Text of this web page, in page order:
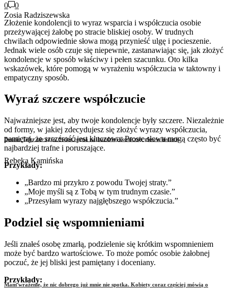
Zosia Radziszewska
Bonnie Tyler nie żyje. Świat żegna najbardziej ikoniczny głos w historii
Rebeka Kamińska
Mam wrażenie, że nic dobrego już mnie nie spotka. Kobiety coraz częściej mówią o
0
0
Złożenie kondolencji to wyraz wsparcia i współczucia osobie
przeżywającej żałobę po stracie bliskiej osoby. W trudnych
chwilach odpowiednie słowa mogą przynieść ulgę i pocieszenie.
Jednak wiele osób czuje się niepewnie, zastanawiając się, jak złożyć
kondolencje w sposób właściwy i pełen szacunku. Oto kilka
wskazówek, które pomogą w wyrażeniu współczucia w taktowny i
empatyczny sposób.
Wyraź szczere współczucie
Najważniejsze jest, aby twoje kondolencje były szczere. Niezależnie
od formy, w jakiej zdecydujesz się złożyć wyrazy współczucia,
pamiętaj, że szczerość jest kluczowa. Proste słowa mogą często być
najbardziej trafne i poruszające.
Przykłady:
„Bardzo mi przykro z powodu Twojej straty.”
„Moje myśli są z Tobą w tym trudnym czasie.”
„Przesyłam wyrazy najgłębszego współczucia.”
Podziel się wspomnieniami
Jeśli znałeś osobę zmarłą, podzielenie się krótkim wspomnieniem
może być bardzo wartościowe. To może pomóc osobie żałobnej
poczuć, że jej bliski jest pamiętany i doceniany.
Przykłady: